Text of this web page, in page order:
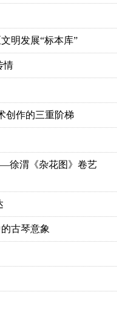
明发展“标本库”
情
创作的三重阶梯
徐渭《杂花图》卷艺
古琴意象